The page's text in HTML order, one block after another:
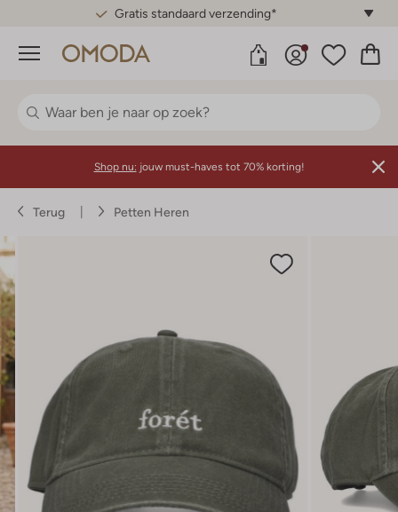
Gratis standaard verzending*
Menu
Shop nu: jouw must-haves tot 70% korting!
Terug Petten Heren